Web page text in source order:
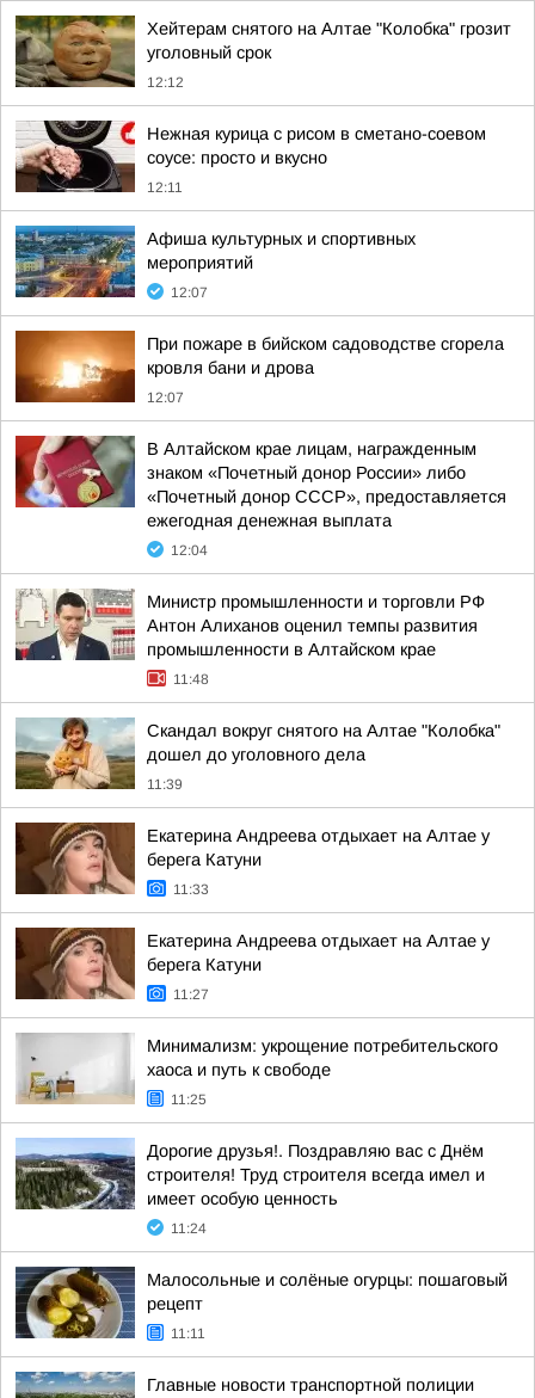
Хейтерам снятого на Алтае "Колобка" грозит
уголовный срок
12:12
Нежная курица с рисом в сметано-соевом
соусе: просто и вкусно
12:11
Афиша культурных и спортивных
мероприятий
12:07
При пожаре в бийском садоводстве сгорела
кровля бани и дрова
12:07
В Алтайском крае лицам, награжденным
знаком «Почетный донор России» либо
«Почетный донор СССР», предоставляется
ежегодная денежная выплата
12:04
Министр промышленности и торговли РФ
Антон Алиханов оценил темпы развития
промышленности в Алтайском крае
11:48
Скандал вокруг снятого на Алтае "Колобка"
дошел до уголовного дела
11:39
Екатерина Андреева отдыхает на Алтае у
берега Катуни
11:33
Екатерина Андреева отдыхает на Алтае у
берега Катуни
11:27
Минимализм: укрощение потребительского
хаоса и путь к свободе
11:25
Дорогие друзья!. Поздравляю вас с Днём
строителя! Труд строителя всегда имел и
имеет особую ценность
11:24
Малосольные и солёные огурцы: пошаговый
рецепт
11:11
Главные новости транспортной полиции